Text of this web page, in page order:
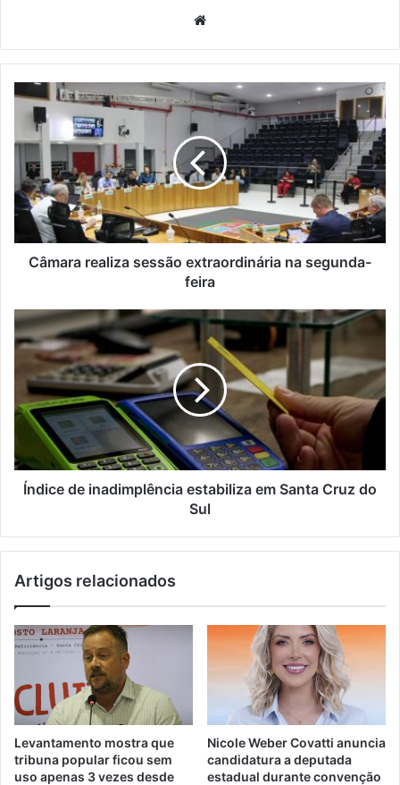
Câmara realiza sessão extraordinária na segunda-
feira
Índice de inadimplência estabiliza em Santa Cruz do
Sul
Artigos relacionados
Levantamento mostra que
tribuna popular ficou sem
uso apenas 3 vezes desde
Nicole Weber Covatti anuncia
candidatura a deputada
estadual durante convenção